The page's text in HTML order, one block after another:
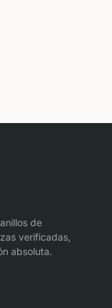
de
verificadas,
absoluta.